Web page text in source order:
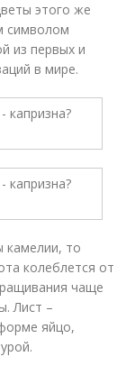
этого же
символом
из первых и
в мире.
камелии, то
колеблется от
чаще
Лист –
яйцо,